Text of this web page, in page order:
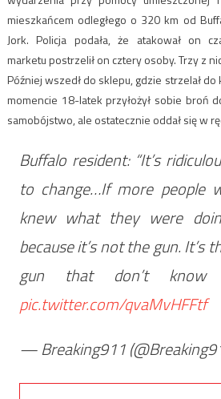
mieszkańcem odległego o 320 km od
Jork. Policja podała, że atakował on
marketu postrzelił on cztery osoby. Trzy z
Później wszedł do sklepu, gdzie strzelał
momencie 18-latek przyłożył sobie broń
samobójstwo, ale ostatecznie oddał się w
Buffalo resident: “It’s
to change…If more people
knew what they were
because it’s not the gun. It’s
gun that don’t
pic.twitter.com/qvaMvHFFtf
— Breaking911